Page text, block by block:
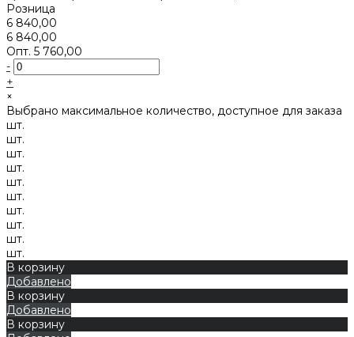
Розница
6 840,00
6 840,00
Опт. 5 760,00
-
+
×
Выбрано максимальное количество, доступное для заказа
шт.
шт.
шт.
шт.
шт.
шт.
шт.
шт.
шт.
шт.
В корзину
Добавлено
В корзину
Добавлено
В корзину